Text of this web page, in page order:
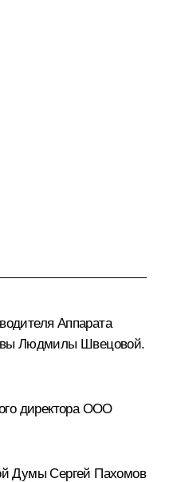
Аппарата
Людмилы Швецовой.
директора ООО
Думы Сергей Пахомов